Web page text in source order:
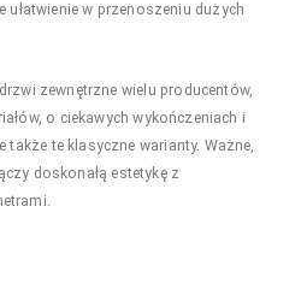
ułatwienie w przenoszeniu dużych
zewnętrzne wielu producentów,
o ciekawych wykończeniach i
także te klasyczne warianty. Ważne,
doskonałą estetykę z